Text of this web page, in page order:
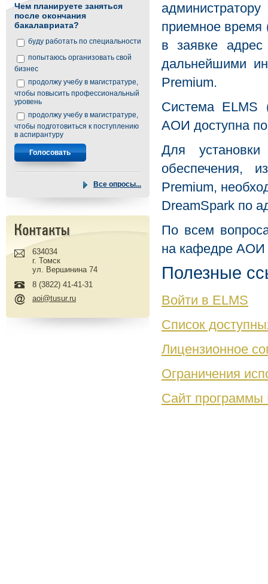
приемное время
в заявке
дальнейшими
Premium.
Система ELMS
АОИ доступна
Для
обеспечения,
Premium,
DreamSpark по
По всем
на кафедре
Полезные
Войти в ELMS
Список
Лицензионное
Ограничения
Сайт программы
Чем планируете заняться
после окончания
бакалавриата?
буду работать по специальности
попытаюсь организовать свой
бизнес
продолжу учебу в магистратуре,
чтобы повысить профессиональный
уровень
продолжу учебу в магистратуре,
чтобы подготовиться к поступлению
в аспирантуру
Все опросы...
634034
г. Томск
ул. Вершинина 74
8 (3822) 41-41-31
aoi@tusur.ru